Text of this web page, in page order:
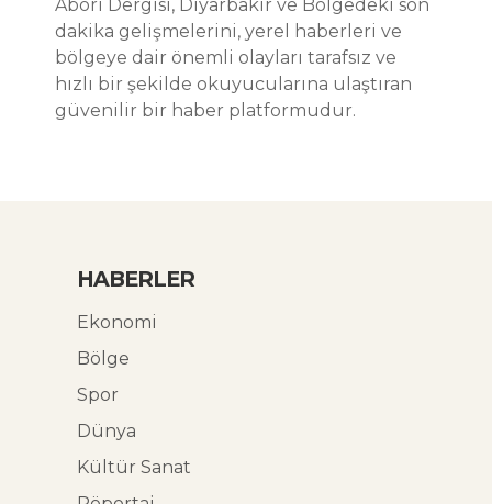
Abori Dergisi, Diyarbakır ve Bölgedeki son
dakika gelişmelerini, yerel haberleri ve
bölgeye dair önemli olayları tarafsız ve
hızlı bir şekilde okuyucularına ulaştıran
güvenilir bir haber platformudur.
HABERLER
Ekonomi
Bölge
Spor
Dünya
Kültür Sanat